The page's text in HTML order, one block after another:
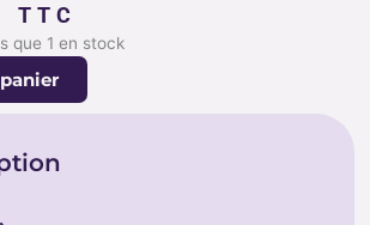
TTC
que 1 en stock